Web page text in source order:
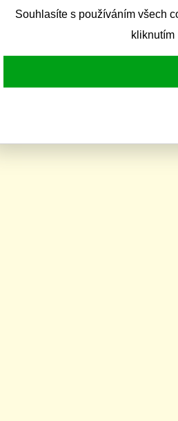
Souhlasíte s používáním všech
kliknutím